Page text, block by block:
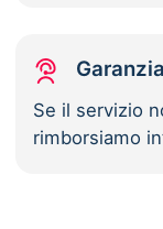
Se il servizio
rimborsiamo